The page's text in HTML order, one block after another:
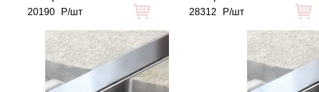
20190
Р/шт
28312
Р/шт